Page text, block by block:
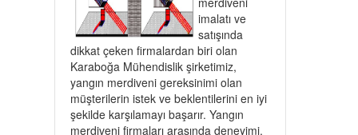
imalatı ve
satışında
dikkat çeken firmalardan biri olan
Karaboğa Mühendislik şirketimiz,
yangın merdiveni gereksinimi olan
müşterilerin istek ve beklentilerini en iyi
şekilde karşılamayı başarır. Yangın
merdiveni firmaları arasında deneyimi,